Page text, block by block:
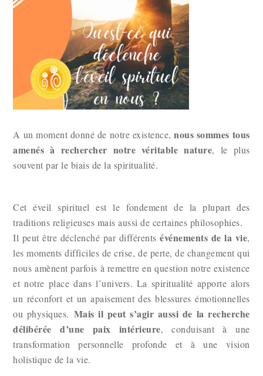
A un moment donné de notre existence,nous sommes tous
amenés à rechercher notre véritable nature, le plus
souvent par le biais de la spiritualité.
Cet éveil spirituel est le fondement de la plupart des
traditions religieuses mais aussi de certaines philosophies.
Il peut être déclenché par différents événements de la vie,
les moments difficiles de crise, de perte, de changement qui
nous amènent parfois à remettre en question notre existence
et notre place dans l’univers. La spiritualité apporte alors
un réconfort et un apaisement des blessures émotionnelles
ou physiques. Mais il peut s’agir aussi de la recherche
délibérée d’une paix intérieure, conduisant à une
transformation personnelle profonde et à une vision
holistique de la vie.